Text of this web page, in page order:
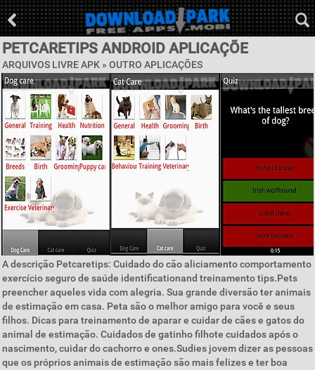
PETCARETIPS ANDROID APLICAÇÕE
ARQUIVOS LIVRE APK » OUTRO APLICAÇÕES
A descrição Petcaretips: Cuidado do cão aliciamento comportamento
exercício seguro de saúde identificationand treinamento tips.Pets
preencher aqueles vida com alegria. Sua grande diversão ter animais
de estimação em casa. Peta são o melhor amigo para você e seus
filhos. Dicas para treinamento de aparar e cuidar de cães e gatos do
animal de estimação. Cuidados de gatinho filhote cuidados após o
nascimento, cuidar do cachorro e ones.Sudies jovem dizer as pessoas
que os próprios animais de estimação são mais felizes e ter boa